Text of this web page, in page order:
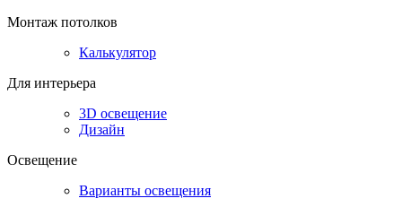
Монтаж потолков
Калькулятор
Для интерьера
3D освещение
Дизайн
Освещение
Варианты освещения